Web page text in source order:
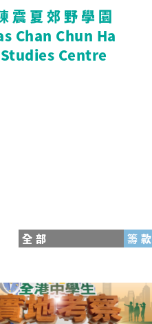
震夏郊野學園
Chan Chun Ha
Centre
全部 籌款